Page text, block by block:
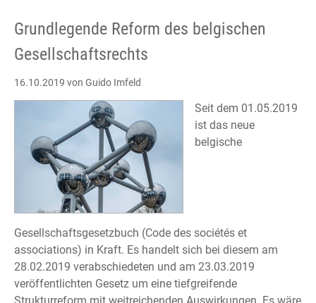
Grundlegende Reform des belgischen
Gesellschaftsrechts
16.10.2019 von Guido Imfeld
Seit dem 01.05.2019
ist das neue
belgische
Gesellschaftsgesetzbuch (Code des sociétés et
associations) in Kraft. Es handelt sich bei diesem am
28.02.2019 verabschiedeten und am 23.03.2019
veröffentlichten Gesetz um eine tiefgreifende